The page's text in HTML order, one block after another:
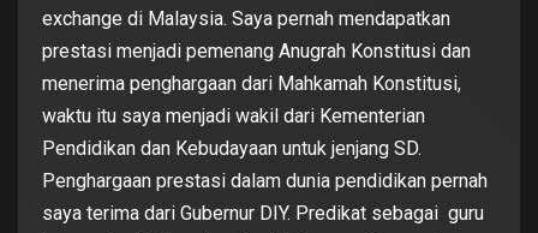
exchange di Malaysia. Saya pernah mendapatkan
prestasi menjadi pemenang Anugrah Konstitusi dan
menerima penghargaan dari Mahkamah Konstitusi,
waktu itu saya menjadi wakil dari Kementerian
Pendidikan dan Kebudayaan untuk jenjang SD.
Penghargaan prestasi dalam dunia pendidikan pernah
saya terima dari Gubernur DIY. Predikat sebagai guru